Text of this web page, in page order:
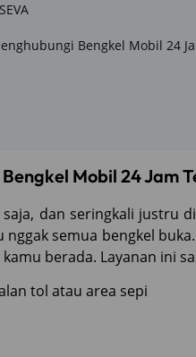
Bengkel Mobil 24
Mobil 24 Jam
dan seringkali justru
semua bengkel
berada. Layanan ini
tol atau area sepi